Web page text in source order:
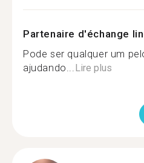
Partenaire d'échange
Pode ser qualquer um
ajudando...Lire plus